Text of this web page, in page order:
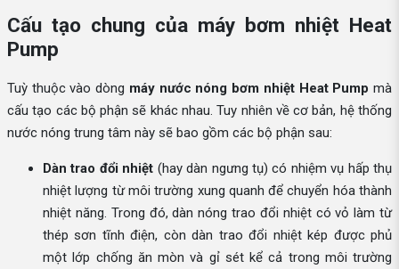
Cấu tạo chung của máy bơm nhiệt Heat
Pump
Tuỳ thuộc vào dòng máy nước nóng bơm nhiệt Heat Pump mà
cấu tạo các bộ phận sẽ khác nhau. Tuy nhiên về cơ bản, hệ thống
nước nóng trung tâm này sẽ bao gồm các bộ phận sau:
Dàn trao đổi nhiệt (hay dàn ngưng tụ) có nhiệm vụ hấp thụ
nhiệt lượng từ môi trường xung quanh để chuyển hóa thành
nhiệt năng. Trong đó, dàn nóng trao đổi nhiệt có vỏ làm từ
thép sơn tĩnh điện, còn dàn trao đổi nhiệt kép được phủ
một lớp chống ăn mòn và gỉ sét kể cả trong môi trường